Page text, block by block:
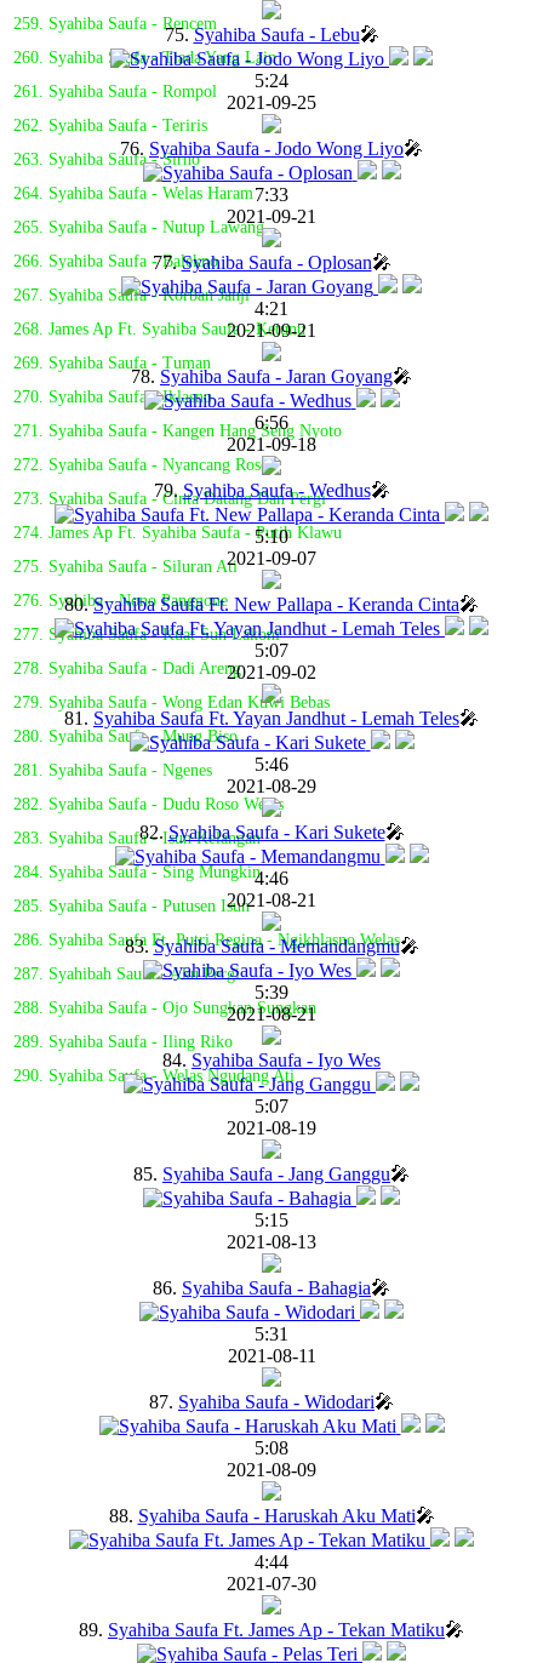
259. Syahiba Saufa - Rencem
260. Syahiba Saufa - Tiada Yang Lain
261. Syahiba Saufa - Rompol
262. Syahiba Saufa - Teriris
263. Syahiba Saufa - Sirno
264. Syahiba Saufa - Welas Haram
265. Syahiba Saufa - Nutup Lawang
266. Syahiba Saufa - Balekno
267. Syahiba Saufa - Korban Janji
268. James Ap Ft. Syahiba Saufa - Ketunu
269. Syahiba Saufa - Tuman
270. Syahiba Saufa - Iklasno
271. Syahiba Saufa - Kangen Hang Seng Nyoto
272. Syahiba Saufa - Nyancang Roso
273. Syahiba Saufa - Cinta Datang Dan Pergi
274. James Ap Ft. Syahiba Saufa - Putih Klawu
275. Syahiba Saufa - Siluran Ati
276. Syahiba - Nono Panggone
277. Syahiba Saufa - Kuat Sun Lakoni
278. Syahiba Saufa - Dadi Areng
279. Syahiba Saufa - Wong Edan Kuwi Bebas
280. Syahiba Saufa - Mung Biso
281. Syahiba Saufa - Ngenes
282. Syahiba Saufa - Dudu Roso Welas
283. Syahiba Saufa - Isun Kelangan
284. Syahiba Saufa - Sing Mungkin
285. Syahiba Saufa - Putusen Isun
286. Syahiba Saufa Ft. Putri Regina - Ngikhlasno Welas
287. Syahibah Saufa - Aku Pergi
288. Syahiba Saufa - Ojo Sungkan Sungkan
289. Syahiba Saufa - Iling Riko
290. Syahiba Saufa - Welas Ngudang Ati
75.Syahiba Saufa - Lebu🎤
5:24
2021-09-25
76. Syahiba Saufa - Jodo Wong Liyo🎤
7:33
2021-09-21
77.Syahiba Saufa - Oplosan🎤
4:21
2021-09-21
78. Syahiba Saufa - Jaran Goyang🎤
6:56
2021-09-18
79. Syahiba Saufa - Wedhus🎤
5:10
2021-09-07
80.Syahiba Saufa Ft. New Pallapa - Keranda Cinta🎤
5:07
2021-09-02
81. Syahiba Saufa Ft. Yayan Jandhut - Lemah Teles🎤
5:46
2021-08-29
82.Syahiba Saufa - Kari Sukete🎤
4:46
2021-08-21
83.Syahiba Saufa - Memandangmu🎤
5:39
2021-08-21
84. Syahiba Saufa - Iyo Wes
5:07
2021-08-19
85. Syahiba Saufa - Jang Ganggu🎤
5:15
2021-08-13
86. Syahiba Saufa - Bahagia🎤
5:31
2021-08-11
87. Syahiba Saufa - Widodari🎤
5:08
2021-08-09
88. Syahiba Saufa - Haruskah Aku Mati🎤
4:44
2021-07-30
89. Syahiba Saufa Ft. James Ap - Tekan Matiku🎤